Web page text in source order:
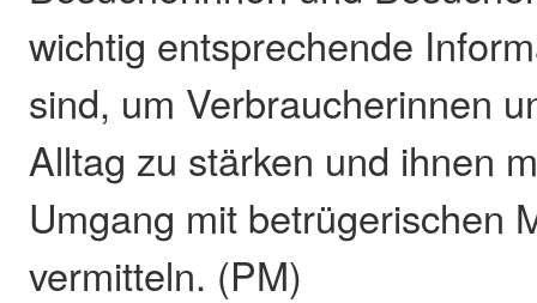
wichtig entsprechende
sind, um Verbraucherinnen
Alltag zu stärken und ihnen
Umgang mit betrügerischen
vermitteln. (PM)